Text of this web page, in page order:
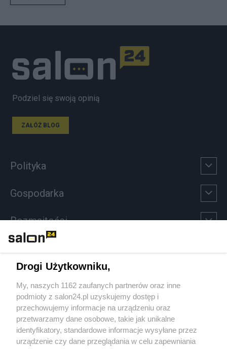
Podziel się swoją opinią
ZAŁÓŻ BLOG
Polityka
Gospodarka
Rozmaitości
Sport
Społeczeństwo
Kultura
Drogi Użytkowniku,
My, naszych 1162 zaufanych partnerów oraz inne
podmioty z salon24.pl uzyskujemy dostęp i
przechowujemy informacje na urządzeniu oraz
przetwarzamy dane osobowe, takie jak unikalne
identyfikatory, standardowe informacje wysyłane przez
urządzenie czy dane przeglądania w celu zapewniania